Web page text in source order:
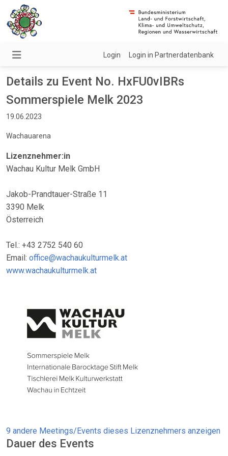
Login Login in Partnerdatenbank
Details zu Event No. HxFU0vIBRs
Sommerspiele Melk 2023
19.06.2023
Wachauarena
Lizenznehmer:in
Wachau Kultur Melk GmbH
Jakob-Prandtauer-Straße 11
3390 Melk
Österreich
Tel.: +43 2752 540 60
Email: office@wachaukulturmelk.at
www.wachaukulturmelk.at
9 andere Meetings/Events dieses Lizenznehmers anzeigen
Dauer des Events